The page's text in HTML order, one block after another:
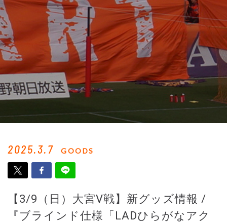
2025.3.7 GOODS
【3/9（日）大宮V戦】新グッズ情報 /
『ブラインド仕様「LADひらがなアク